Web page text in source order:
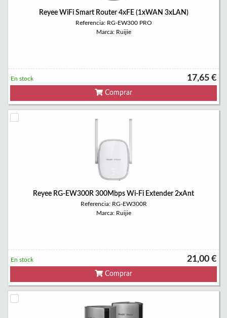
Reyee WiFi Smart Router 4xFE (1xWAN 3xLAN)
Referencia: RG-EW300 PRO
Marca: Ruijie
17,65 €
En stock
Comprar
Reyee RG-EW300R 300Mbps Wi-Fi Extender 2xAnt
Referencia: RG-EW300R
Marca: Ruijie
21,00 €
En stock
Comprar